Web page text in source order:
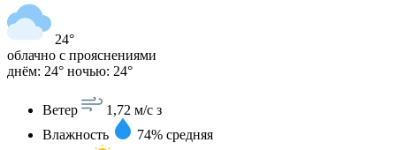
24°
облачно с прояснениями
днём: 24° ночью: 24°
Ветер 1,72 м/с з
Влажность
74% средняя